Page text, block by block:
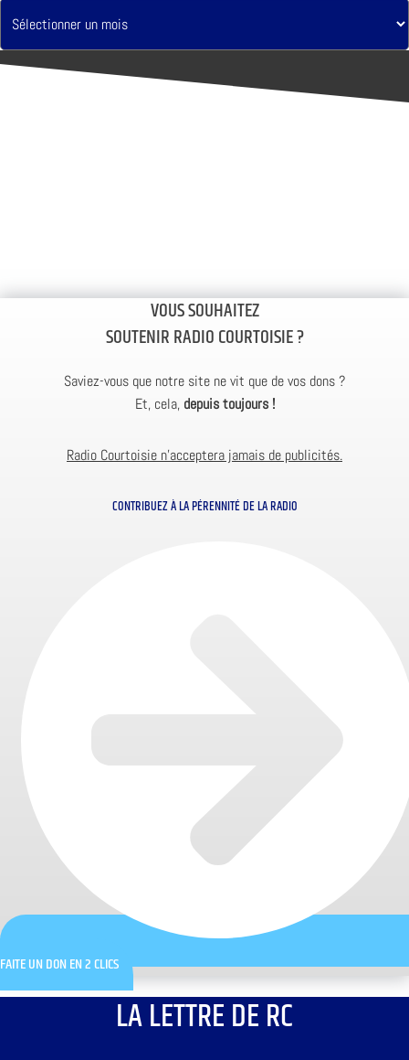
VOUS SOUHAITEZ
SOUTENIR RADIO COURTOISIE ?
Saviez-vous que notre site ne vit que de vos dons ?
Et, cela, depuis toujours !
Radio Courtoisie n’acceptera jamais de publicités.
CONTRIBUEZ À LA PÉRENNITÉ DE LA RADIO
FAITE UN DON EN 2 CLICS
LA LETTRE DE RC